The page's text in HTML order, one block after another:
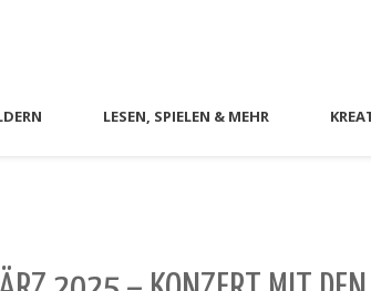
LESEN, SPIELEN & MEHR